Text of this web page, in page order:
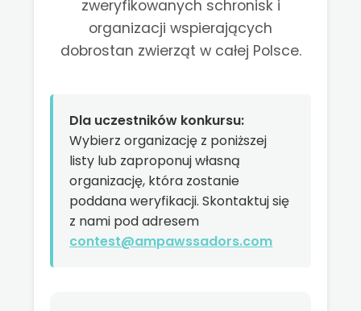
zweryfikowanych schronisk i
organizacji wspierających
dobrostan zwierząt w całej Polsce.
Dla uczestników konkursu:
Wybierz organizację z poniższej
listy lub zaproponuj własną
organizację, która zostanie
poddana weryfikacji. Skontaktuj się
z nami pod adresem
contest@ampawssadors.com